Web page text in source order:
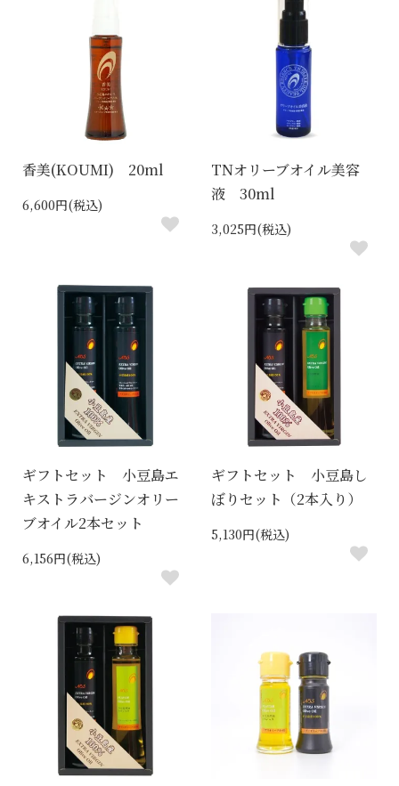
香美(KOUMI) 20ml
6,600円(税込)
TNオリーブオイル美容
液 30ml
3,025円(税込)
ギフトセット 小豆島エ
キストラバージンオリー
ブオイル2本セット
6,156円(税込)
ギフトセット 小豆島し
ぼりセット（2本入り）
5,130円(税込)